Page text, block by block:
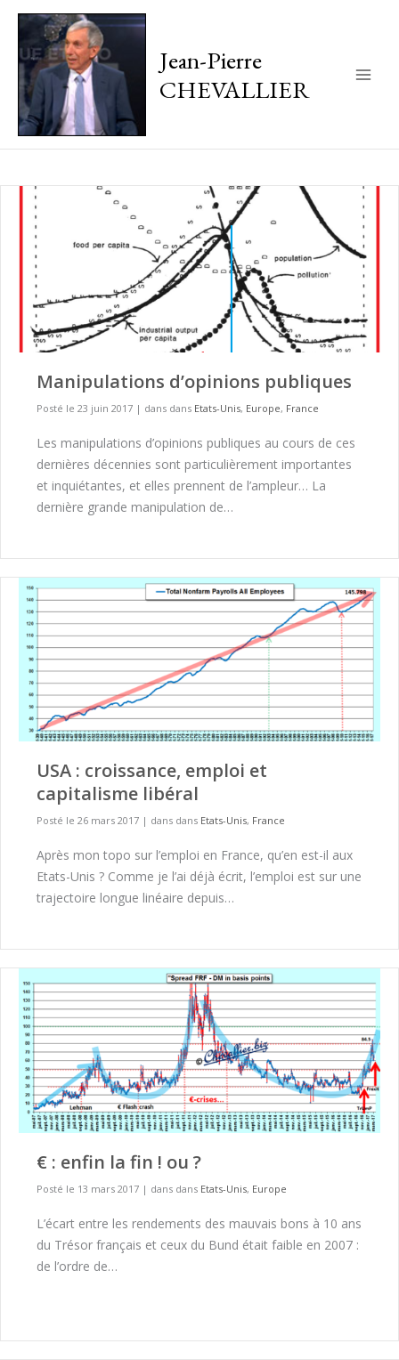
Jean-Pierre
CHEVALLIER
Manipulations d’opinions publiques
Posté le 23 juin 2017 | dans dans Etats-Unis, Europe, France
Les manipulations d’opinions publiques au cours de ces
dernières décennies sont particulièrement importantes
et inquiétantes, et elles prennent de l’ampleur… La
dernière grande manipulation de…
USA : croissance, emploi et
capitalisme libéral
Posté le 26 mars 2017 | dans dans Etats-Unis, France
Après mon topo sur l’emploi en France, qu’en est-il aux
Etats-Unis ? Comme je l’ai déjà écrit, l’emploi est sur une
trajectoire longue linéaire depuis…
€ : enfin la fin ! ou ?
Posté le 13 mars 2017 | dans dans Etats-Unis, Europe
L’écart entre les rendements des mauvais bons à 10 ans
du Trésor français et ceux du Bund était faible en 2007 :
de l’ordre de…